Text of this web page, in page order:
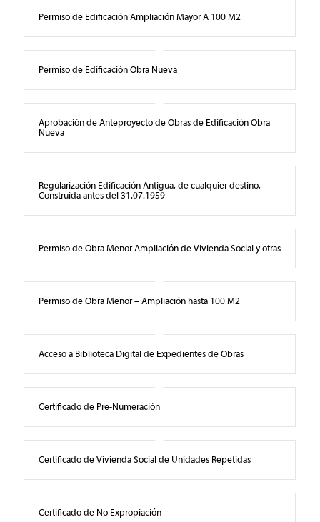
Permiso de Edificación Ampliación Mayor A 100 M2
Permiso de Edificación Obra Nueva
Aprobación de Anteproyecto de Obras de Edificación Obra
Nueva
Regularización Edificación Antigua, de cualquier destino,
Construida antes del 31.07.1959
Permiso de Obra Menor Ampliación de Vivienda Social y otras
Permiso de Obra Menor – Ampliación hasta 100 M2
Acceso a Biblioteca Digital de Expedientes de Obras
Certificado de Pre-Numeración
Certificado de Vivienda Social de Unidades Repetidas
Certificado de No Expropiación